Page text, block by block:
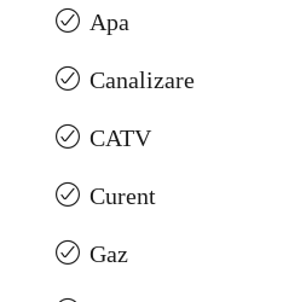
Apa
Canalizare
CATV
Curent
Gaz